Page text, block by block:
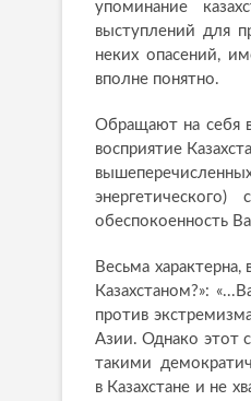
упоминание
выступлений для
неких опасений,
вполне понятно.
Обращают на себя
восприятие
обеспокоенность
Весьма характерна,
Казахстаном?»:
против
Азии. Однако этот
такими
в Казахстане и не